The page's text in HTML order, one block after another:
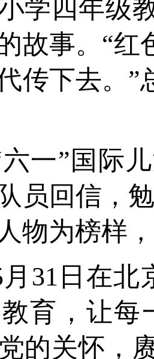
学四年级
故事。“
传下去。”
六一”国际
员回信，
物为榜样
月31日在
育，让每
的关怀，